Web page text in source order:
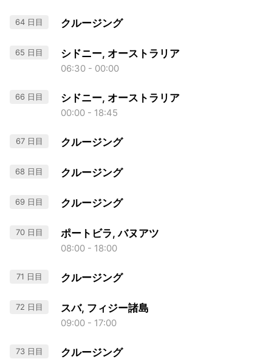
64 日目 クルージング
65 日目 シドニー, オーストラリア
06:30 - 00:00
66 日目 シドニー, オーストラリア
00:00 - 18:45
67 日目 クルージング
68 日目 クルージング
69 日目 クルージング
70 日目 ポートビラ, バヌアツ
08:00 - 18:00
71 日目 クルージング
72 日目 スバ, フィジー諸島
09:00 - 17:00
73 日目 クルージング